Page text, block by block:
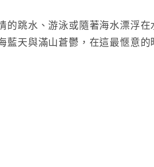
跳水、游泳或隨著海水漂浮
天與滿山蒼鬱，在這最愜意